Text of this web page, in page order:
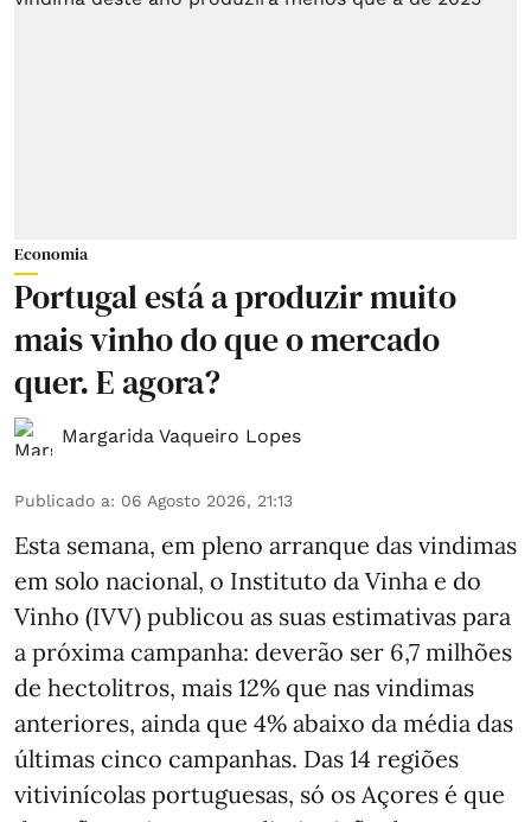
Economia
Portugal está a produzir muito
mais vinho do que o mercado
quer. E agora?
Margarida Vaqueiro Lopes
Publicado a: 06 Agosto 2026, 21:13
Esta semana, em pleno arranque das vindimas
em solo nacional, o Instituto da Vinha e do
Vinho (IVV) publicou as suas estimativas para
a próxima campanha: deverão ser 6,7 milhões
de hectolitros, mais 12% que nas vindimas
anteriores, ainda que 4% abaixo da média das
últimas cinco campanhas. Das 14 regiões
vitivinícolas portuguesas, só os Açores é que